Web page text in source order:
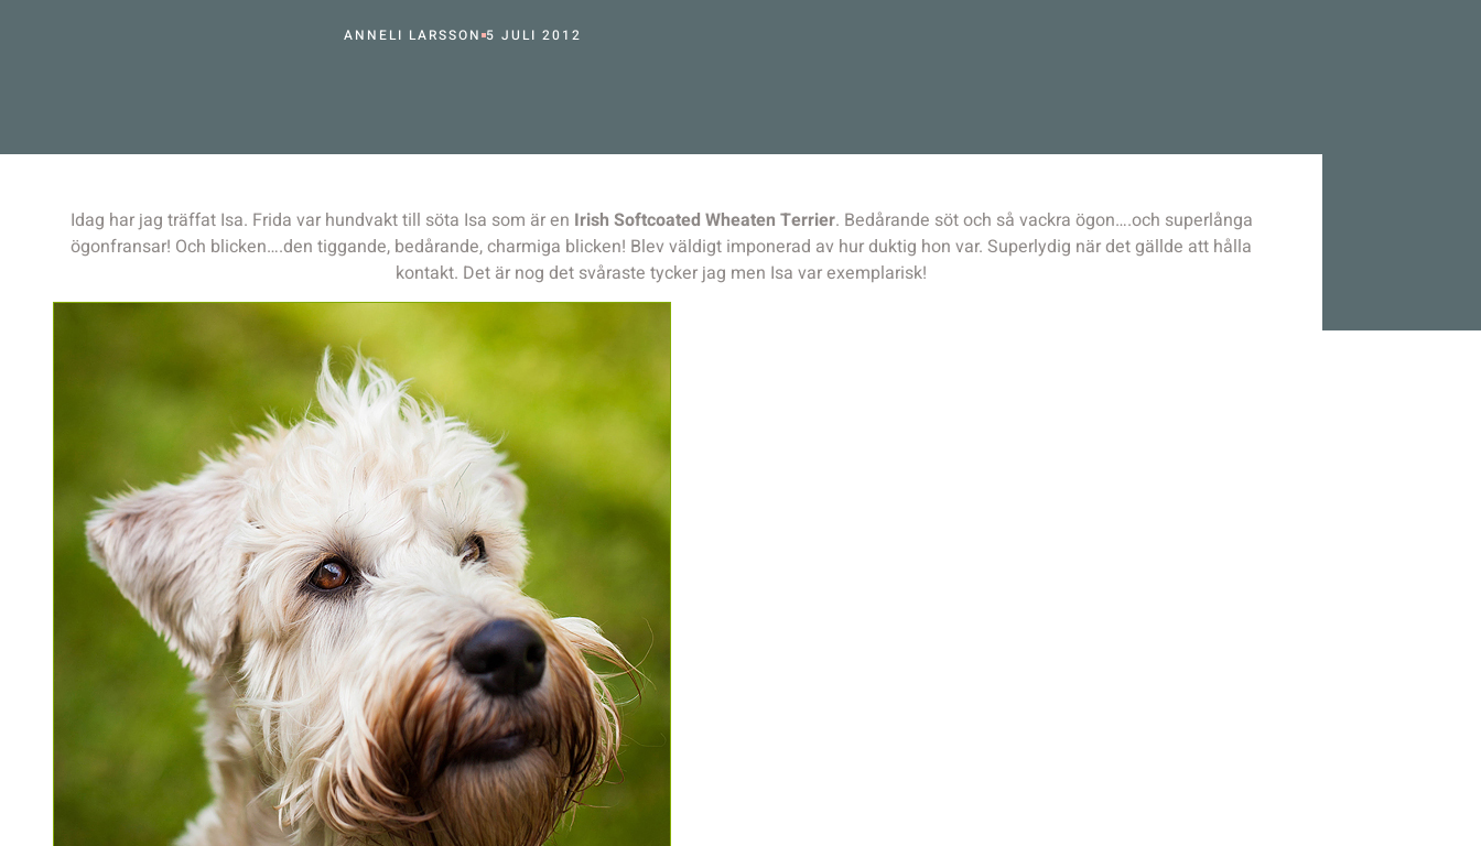
ANNELI LARSSON 5 JULI 2012
Idag har jag träffat Isa. Frida var hundvakt till söta Isa som är en Irish Softcoated Wheaten Terrier. Bedårande söt och så vackra ögon….och superlånga
ögonfransar! Och blicken….den tiggande, bedårande, charmiga blicken! Blev väldigt imponerad av hur duktig hon var. Superlydig när det gällde att hålla
kontakt. Det är nog det svåraste tycker jag men Isa var exemplarisk!